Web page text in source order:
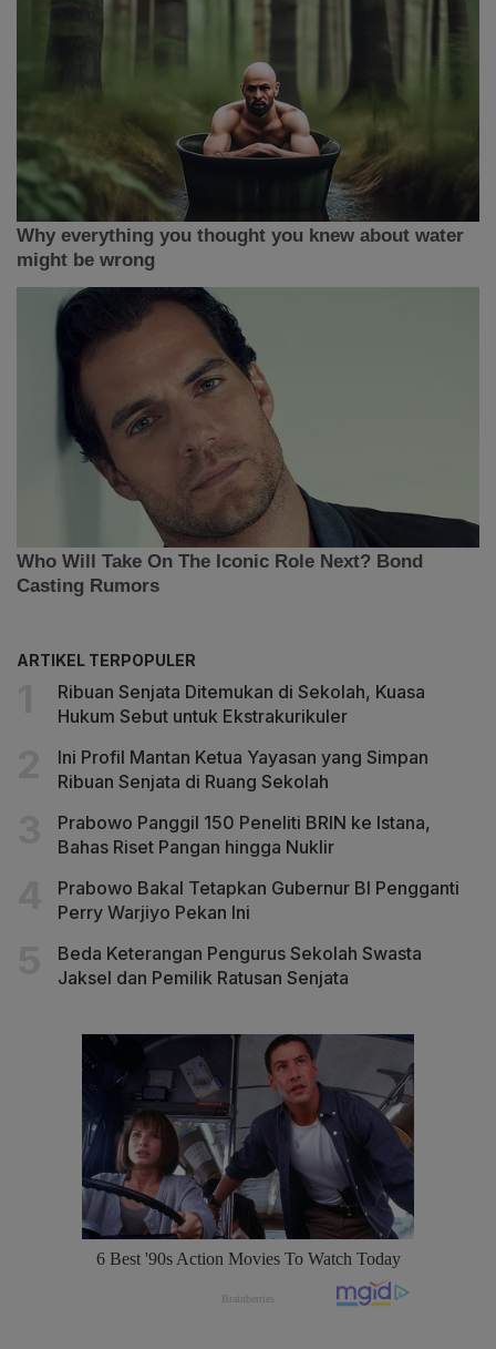
ARTIKEL TERPOPULER
Ribuan Senjata Ditemukan di Sekolah, Kuasa
Hukum Sebut untuk Ekstrakurikuler
Ini Profil Mantan Ketua Yayasan yang Simpan
Ribuan Senjata di Ruang Sekolah
Prabowo Panggil 150 Peneliti BRIN ke Istana,
Bahas Riset Pangan hingga Nuklir
Prabowo Bakal Tetapkan Gubernur BI Pengganti
Perry Warjiyo Pekan Ini
Beda Keterangan Pengurus Sekolah Swasta
Jaksel dan Pemilik Ratusan Senjata